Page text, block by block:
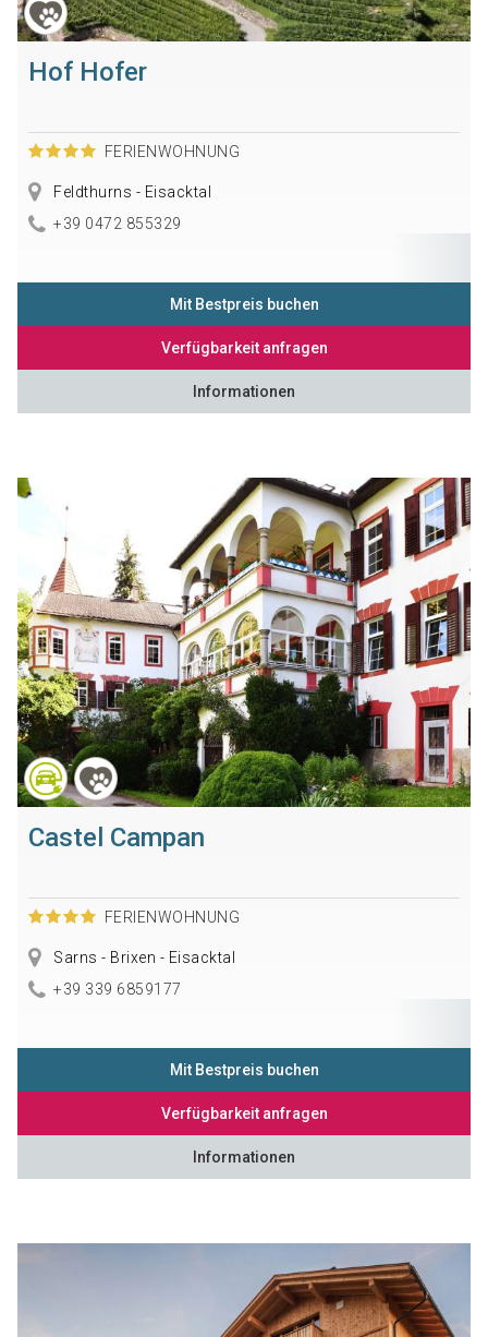
Hof Hofer
FERIENWOHNUNG
Feldthurns - Eisacktal
+39 0472 855329
Mit Bestpreis buchen
Verfügbarkeit anfragen
Informationen
Castel Campan
FERIENWOHNUNG
Sarns - Brixen - Eisacktal
+39 339 6859177
Mit Bestpreis buchen
Verfügbarkeit anfragen
Informationen